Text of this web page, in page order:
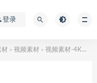
登录
材 > 视频素材 > 视频素材-4K科幻魔法法术能量电流翅膀传送门冲击波